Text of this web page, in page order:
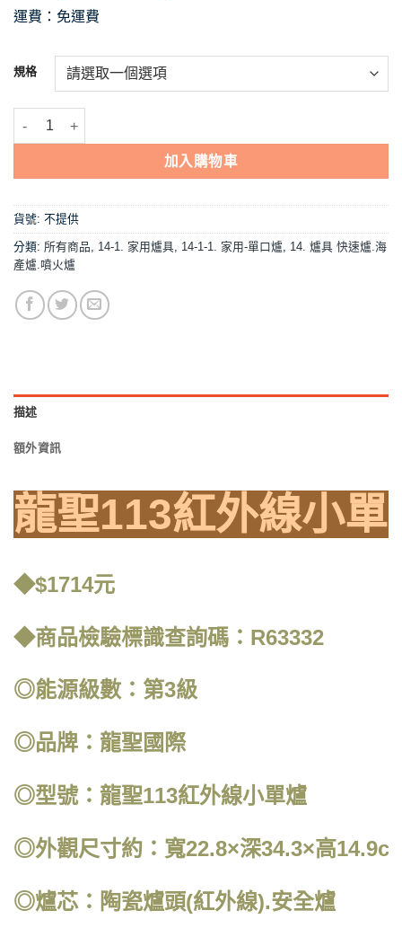
到
運費：免運費
規格
【龍聖國際113紅外線小單爐】單口/家用爐具/低壓 數量
加入購物車
貨號: 不提供
分類: 所有商品, 14-1. 家用爐具, 14-1-1. 家用-單口爐, 14. 爐具 快速爐.海
產爐.噴火爐
描述
額外資訊
龍聖113紅外線小單
◆$1714元
◆商品檢驗標識查詢碼：R63332
◎能源級數：第3級
◎品牌：龍聖國際
◎型號：龍聖113紅外線小單爐
◎外觀尺寸約：寬22.8×深34.3×高
◎爐芯：陶瓷爐頭(紅外線).安全爐